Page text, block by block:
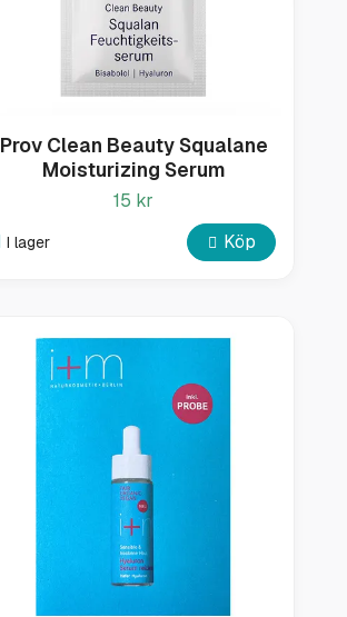
Prov Clean Beauty Squalane
Moisturizing Serum
15 kr
I lager Köp